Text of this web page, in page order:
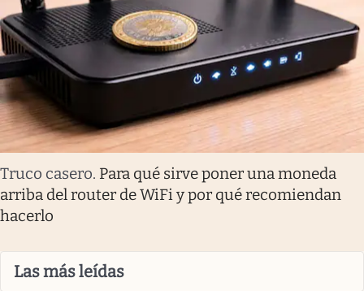
Truco casero. Para qué sirve poner una moneda
arriba del router de WiFi y por qué recomiendan
hacerlo
Las más leídas